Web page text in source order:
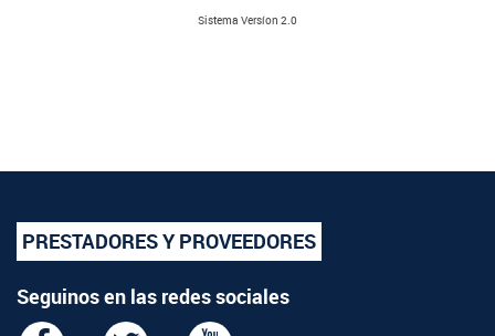
Sistema Versíon 2.0
PRESTADORES Y PROVEEDORES
Seguinos en las redes sociales